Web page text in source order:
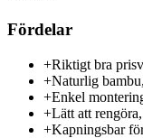
Fördelar
+Riktigt bra
+Naturlig
+Enkel
+Lätt att
+Kapningsbar